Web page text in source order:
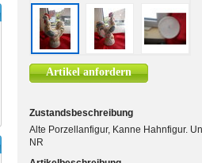
Artikel anfordern
Zustandsbeschreibung
Alte Porzellanfigur, Kanne Hahnfigur.
NR